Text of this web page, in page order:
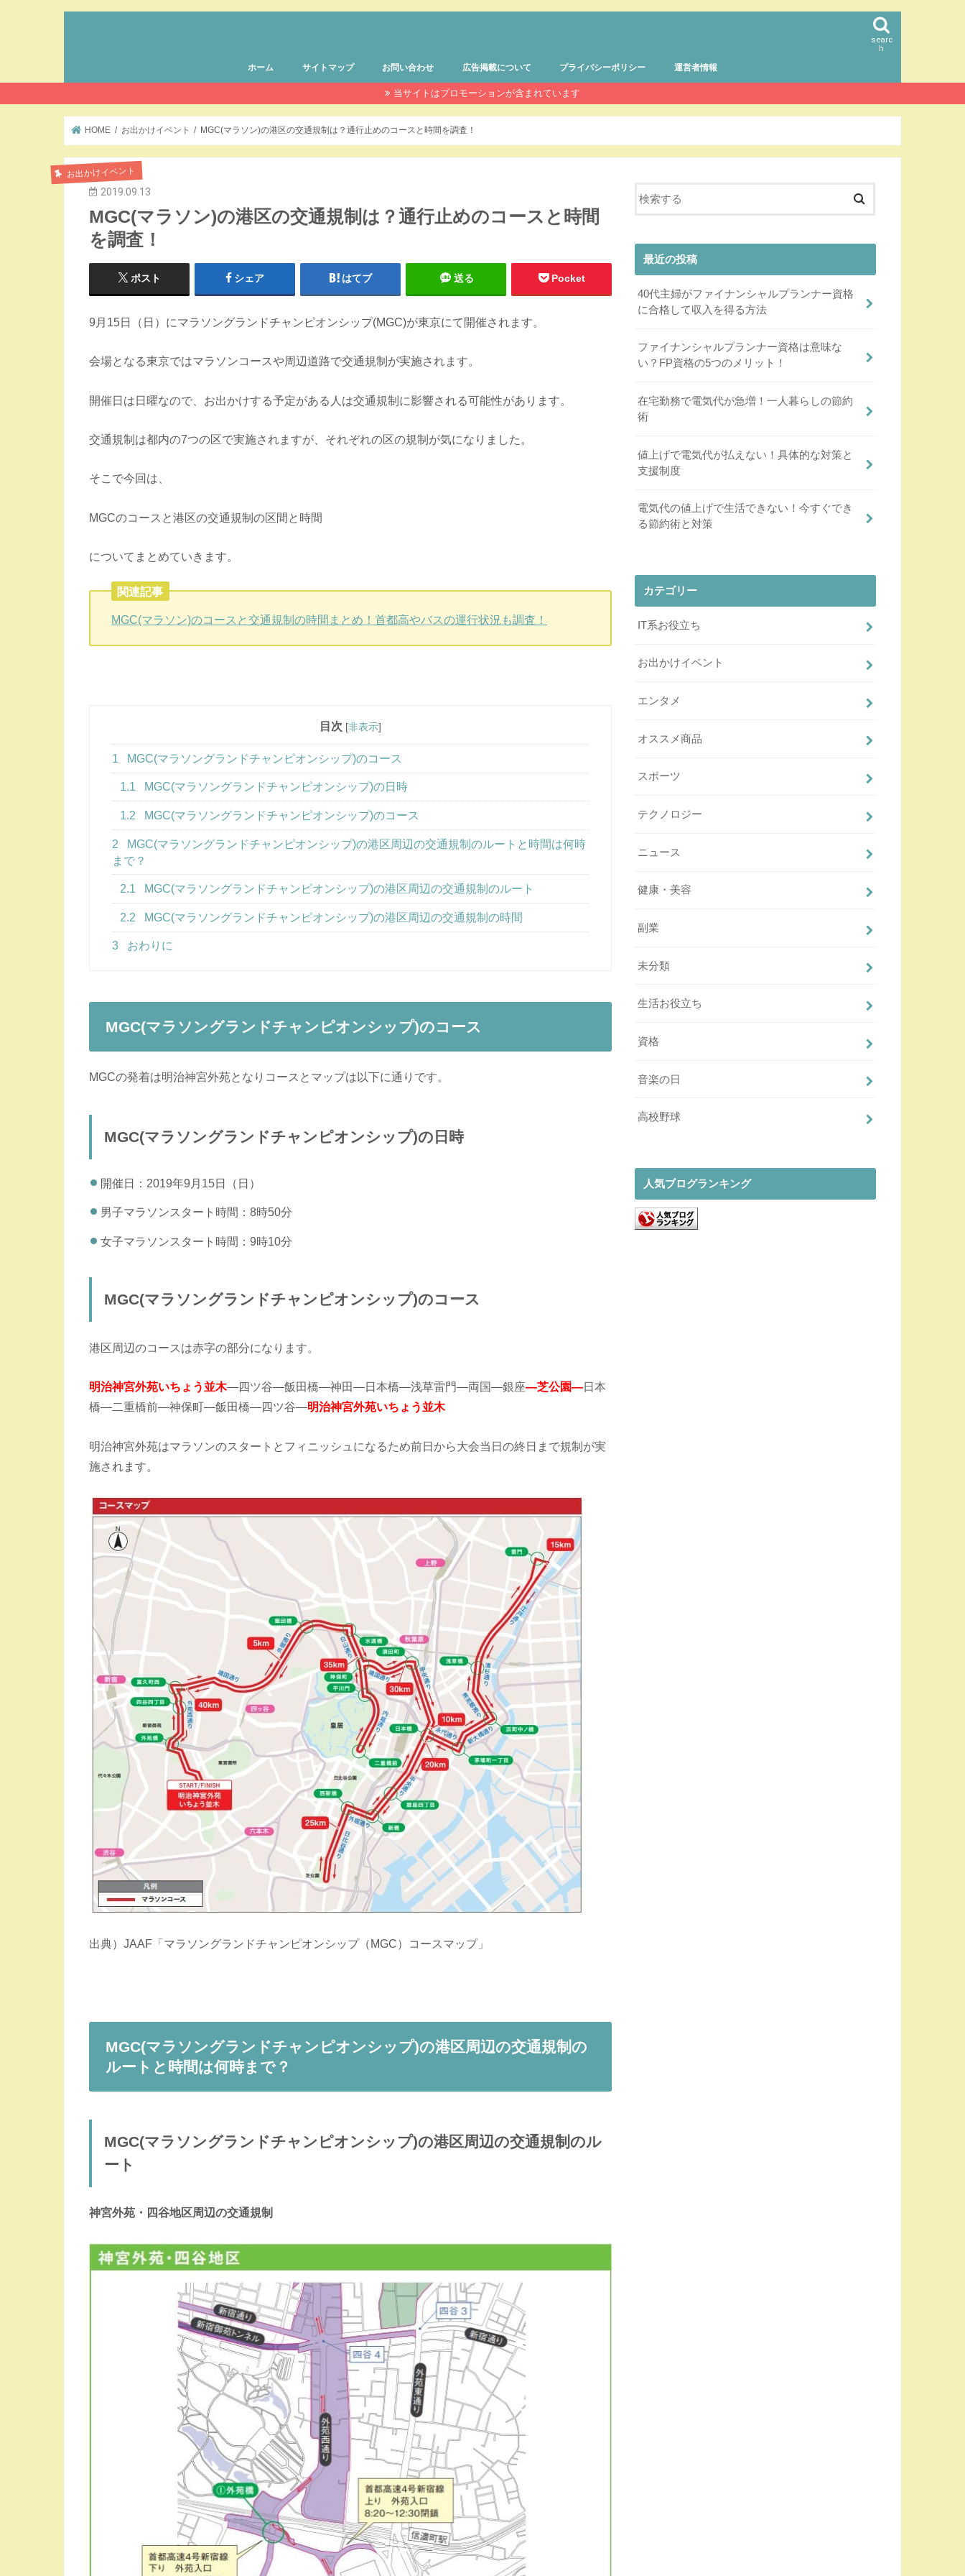
searc
h
ホーム
サイトマップ お問い合わせ 広告掲載について プライバシーポリシー 運営者情報
当サイトはプロモーションが含まれています
HOME お出かけイベント MGC(マラソン)の港区の交通規制は？通行止めのコースと時間を調査！
お出かけイベント
2019.09.13
MGC(マラソン)の港区の交通規制は？通行止めのコースと時間
を調査！
ポスト シェア はてブ 送る Pocket
9月15日（日）にマラソングランドチャンピオンシップ(MGC)が東京にて開催されます。
会場となる東京ではマラソンコースや周辺道路で交通規制が実施されます。
開催日は日曜なので、お出かけする予定がある人は交通規制に影響される可能性があります。
交通規制は都内の7つの区で実施されますが、それぞれの区の規制が気になりました。
そこで今回は、
MGCのコースと港区の交通規制の区間と時間
についてまとめていきます。
関連記事
MGC(マラソン)のコースと交通規制の時間まとめ！首都高やバスの運行状況も調査！
目次 [非表示]
1 MGC(マラソングランドチャンピオンシップ)のコース
1.1 MGC(マラソングランドチャンピオンシップ)の日時
1.2 MGC(マラソングランドチャンピオンシップ)のコース
2
MGC(マラソングランドチャンピオンシップ)の港区周辺の交通規制のルートと時間は何時
まで？
2.1 MGC(マラソングランドチャンピオンシップ)の港区周辺の交通規制のルート
2.2 MGC(マラソングランドチャンピオンシップ)の港区周辺の交通規制の時間
3 おわりに
MGC(マラソングランドチャンピオンシップ)のコース
MGCの発着は明治神宮外苑となりコースとマップは以下に通りです。
MGC(マラソングランドチャンピオンシップ)の日時
開催日：2019年9月15日（日）
男子マラソンスタート時間：8時50分
女子マラソンスタート時間：9時10分
MGC(マラソングランドチャンピオンシップ)のコース
港区周辺のコースは赤字の部分になります。
明治神宮外苑いちょう並木―四ツ谷―飯田橋―神田―日本橋―浅草雷門―両国―銀座―芝公園―日本
橋―二重橋前―神保町―飯田橋―四ツ谷―明治神宮外苑いちょう並木
明治神宮外苑はマラソンのスタートとフィニッシュになるため前日から大会当日の終日まで規制が実
施されます。
出典）JAAF「マラソングランドチャンピオンシップ（MGC）コースマップ」
MGC(マラソングランドチャンピオンシップ)の港区周辺の交通規制の
ルートと時間は何時まで？
MGC(マラソングランドチャンピオンシップ)の港区周辺の交通規制のル
ート
神宮外苑・四谷地区周辺の交通規制
最近の投稿
40代主婦がファイナンシャルプランナー資格
に合格して収入を得る方法
ファイナンシャルプランナー資格は意味な
い？FP資格の5つのメリット！
在宅勤務で電気代が急増！一人暮らしの節約
術
値上げで電気代が払えない！具体的な対策と
支援制度
電気代の値上げで生活できない！今すぐでき
る節約術と対策
カテゴリー
IT系お役立ち
お出かけイベント
エンタメ
オススメ商品
スポーツ
テクノロジー
ニュース
健康・美容
副業
未分類
生活お役立ち
資格
音楽の日
高校野球
人気ブログランキング